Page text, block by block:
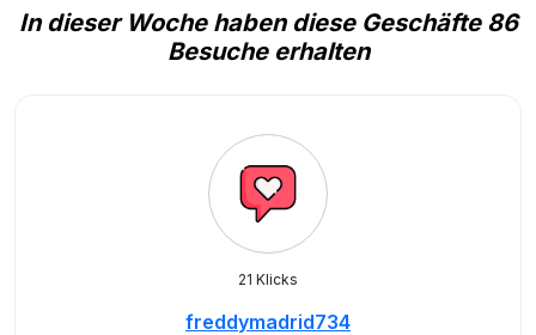
In dieser Woche haben diese Geschäfte 86
Besuche erhalten
21 Klicks
freddymadrid734